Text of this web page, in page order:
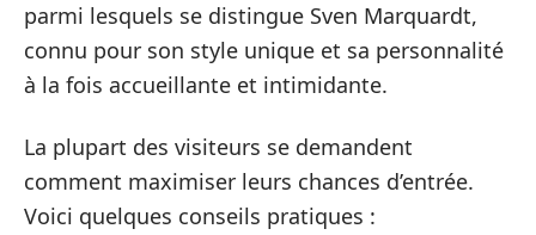
parmi lesquels se distingue Sven Marquardt,
connu pour son style unique et sa personnalité
à la fois accueillante et intimidante.
La plupart des visiteurs se demandent
comment maximiser leurs chances d’entrée.
Voici quelques conseils pratiques :